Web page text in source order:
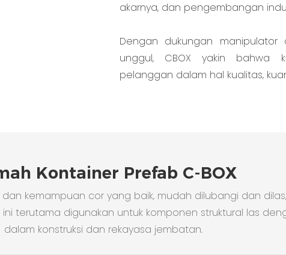
akarnya, dan pengembangan
Dengan dukungan
unggul, CBOX yakin bahwa
pelanggan dalam hal kualitas,
Kontainer Prefab C-BOX
dan kemampuan cor yang baik, mudah dilubangi dan
terutama digunakan untuk komponen struktural las
dalam konstruksi dan rekayasa jembatan.